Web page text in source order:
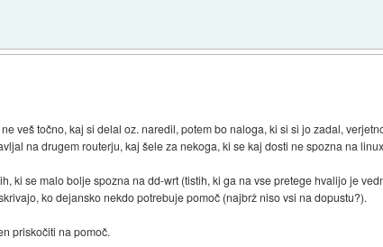
veš točno, kaj si delal oz. naredil, potem bo naloga, ki si si jo zadal,
na drugem routerju, kaj šele za nekoga, ki se kaj dosti ne spozna na
ki se malo bolje spozna na dd-wrt (tistih, ki ga na vse pretege hvalijo je
ko dejansko nekdo potrebuje pomoč (najbrž niso vsi na dopustu?).
priskočiti na pomoč.